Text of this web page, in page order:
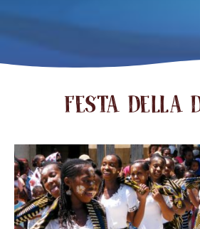
FESTA DELLA